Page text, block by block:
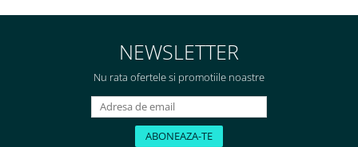
NEWSLETTER
Nu rata ofertele si promotiile noastre